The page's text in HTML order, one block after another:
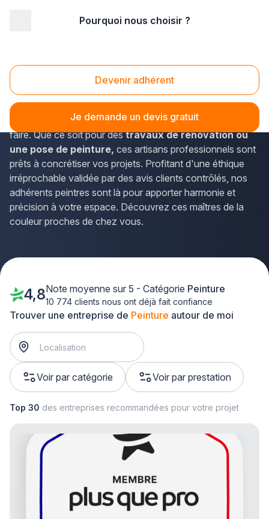
Pourquoi nous choisir ?
Devenir adhérent
Je demande un devis gratuit
Peinture
Envie d'un intérieur sublimé par des experts en
peinture ?Plus que pro regroupeles meilleures
entreprises de peinturereconnues pour leur savoir-
faire. Que ce soit pour destravaux de rénovation ou
une pose de peinture, ces artisans professionnels sont
prêts à concrétiser vos projets. Profitant d'une éthique
irréprochable validée par des avis clients contrôlés, nos
adhérents peintres sont là pour apporter harmonie et
précision à votre espace. Découvrez ces maîtres de la
couleur proches de chez vous.
Trouver une entreprise de Peinture autour de moi
Voir par catégorie Voir par prestation
4,8Note moyenne sur 5 - Catégorie Peinture
10 774 clients nous ont déjà fait confiance
Top 30 des entreprises recommandées pour votre projet